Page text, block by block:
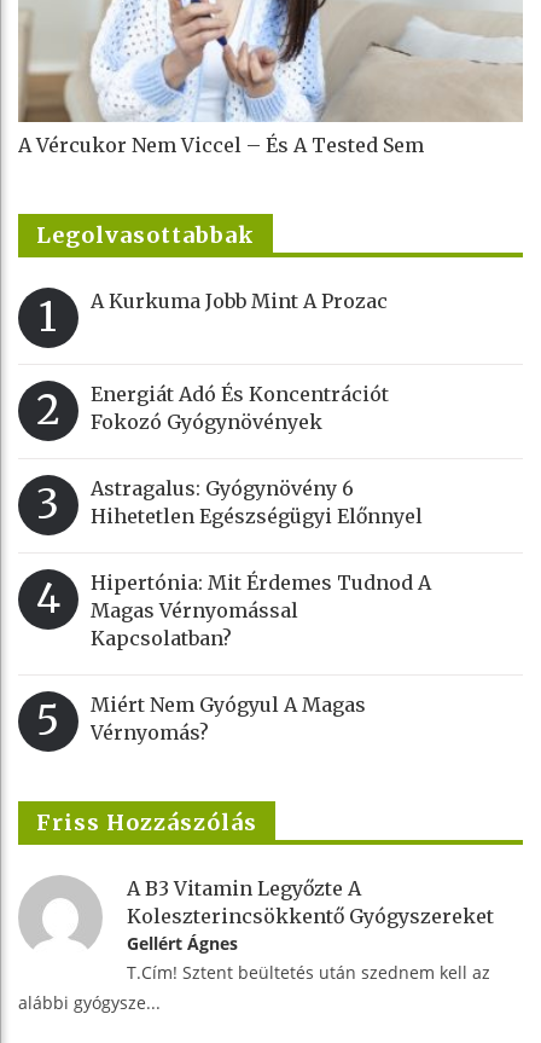
A Vércukor Nem Viccel – És A Tested Sem
Legolvasottabbak
1 A Kurkuma Jobb Mint A Prozac
2
Energiát Adó És Koncentrációt
Fokozó Gyógynövények
3
Astragalus: Gyógynövény 6
Hihetetlen Egészségügyi Előnnyel
4
Hipertónia: Mit Érdemes Tudnod A
Magas Vérnyomással
Kapcsolatban?
5
Miért Nem Gyógyul A Magas
Vérnyomás?
Friss Hozzászólás
A B3 Vitamin Legyőzte A
Koleszterincsökkentő Gyógyszereket
Gellért Ágnes
T.Cím! Sztent beültetés után szednem kell az
alábbi gyógysze...